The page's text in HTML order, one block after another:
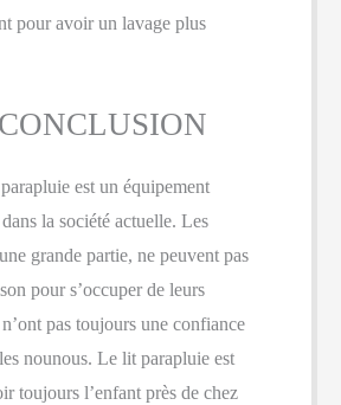
pour avoir un lavage plus
est un équipement
la société actuelle. Les
grande partie, ne peuvent pas
pour s’occuper de leurs
pas toujours une confiance
nounous. Le lit parapluie est
toujours l’enfant près de chez